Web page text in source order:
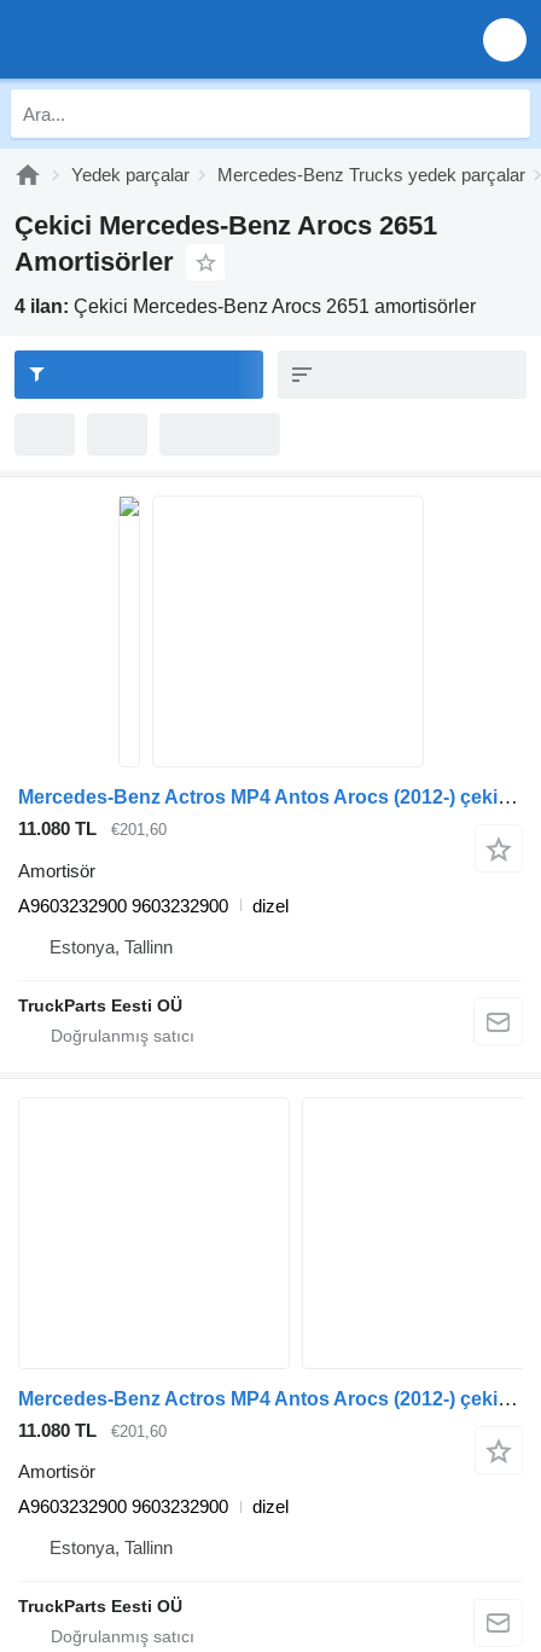
Yedek parçalar Mercedes-Benz Trucks yedek parçalar
Çekici Mercedes-Benz Arocs 2651
Amortisörler
4 ilan: Çekici Mercedes-Benz Arocs 2651 amortisörler
Mercedes-Benz Actros MP4 Antos Arocs (2012-) çekici için Mercedes-Benz arocs 2651 (01.13-) A9603232900 amortisör
11.080 TL €201,60
Amortisör
A9603232900 9603232900
dizel
Estonya, Tallinn
TruckParts Eesti OÜ
Mercedes-Benz Actros MP4 Antos Arocs (2012-) çekici için Mercedes-Benz arocs 2651 (01.13-) A9603232900 amortisör
11.080 TL €201,60
Amortisör
A9603232900 9603232900
dizel
Estonya, Tallinn
TruckParts Eesti OÜ